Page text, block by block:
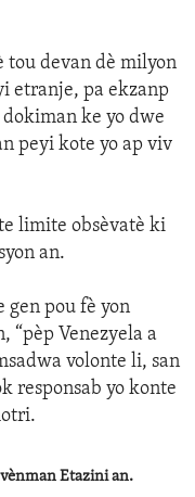
tou devan dè milyon
etranje, pa ekzanp
ke yo dwe
peyi kote yo ap viv
limite obsèvatè ki
an.
gen pou fè yon
“pèp Venezyela a
volonte li, san
responsab yo konte
Etazini an.